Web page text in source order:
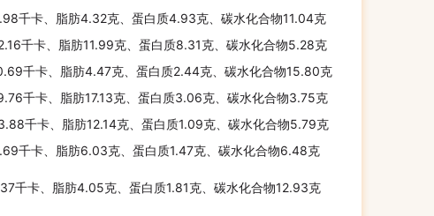
千卡、脂肪4.32克、蛋白质4.93克、碳水化合物11.04克
千卡、脂肪11.99克、蛋白质8.31克、碳水化合物5.28克
千卡、脂肪4.47克、蛋白质2.44克、碳水化合物15.80克
千卡、脂肪17.13克、蛋白质3.06克、碳水化合物3.75克
千卡、脂肪12.14克、蛋白质1.09克、碳水化合物5.79克
千卡、脂肪6.03克、蛋白质1.47克、碳水化合物6.48克
千卡、脂肪4.05克、蛋白质1.81克、碳水化合物12.93克